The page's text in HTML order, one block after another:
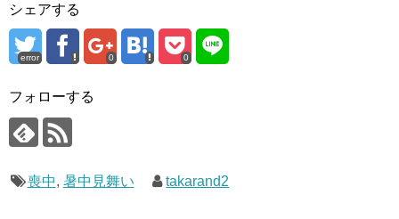
シェアする
error 0 0
フォローする
喪中, 暑中見舞い takarand2